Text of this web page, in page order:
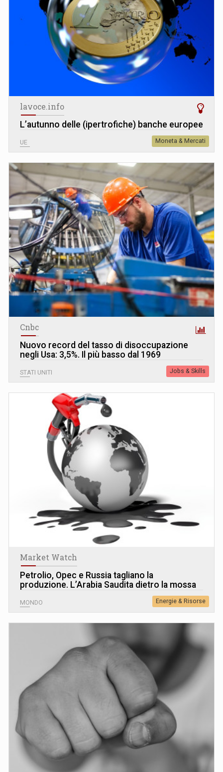
lavoce.info
L’autunno delle (ipertrofiche) banche europee
UE Moneta & Mercati
Cnbc
Nuovo record del tasso di disoccupazione
negli Usa: 3,5%. Il più basso dal 1969
STATI UNITI Jobs & Skills
Market Watch
Petrolio, Opec e Russia tagliano la
produzione. L’Arabia Saudita dietro la mossa
MONDO Energie & Risorse